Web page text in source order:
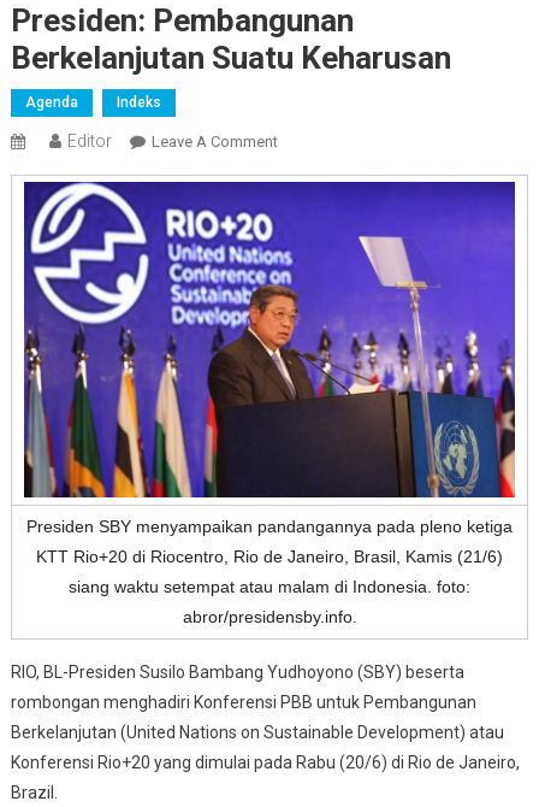
Presiden: Pembangunan
Berkelanjutan Suatu Keharusan
Agenda Indeks
Editor Leave A CommentOn
Suatu
Keharusan
Presiden SBY menyampaikan pandangannya pada pleno ketiga
KTT Rio+20 di Riocentro, Rio de Janeiro, Brasil, Kamis (21/6)
siang waktu setempat atau malam di Indonesia. foto:
abror/presidensby.info.
RIO, BL-Presiden Susilo Bambang Yudhoyono (SBY) beserta
rombongan menghadiri Konferensi PBB untuk Pembangunan
Berkelanjutan (United Nations on Sustainable Development) atau
Konferensi Rio+20 yang dimulai pada Rabu (20/6) di Rio de Janeiro,
Brazil.